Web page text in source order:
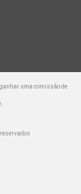
uma comissão de